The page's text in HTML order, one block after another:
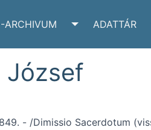
KUTATÁS SUBMENU
ARCHIVUM
TOGGLE E-
ADATTÁR
József
- /Dimissio Sacerdotum